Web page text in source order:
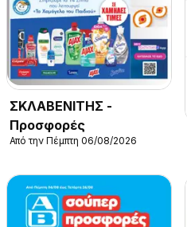
ΣΚΛΑΒΕΝΙΤΗΣ -
Προσφορές
Από την Πέμπτη 06/08/2026